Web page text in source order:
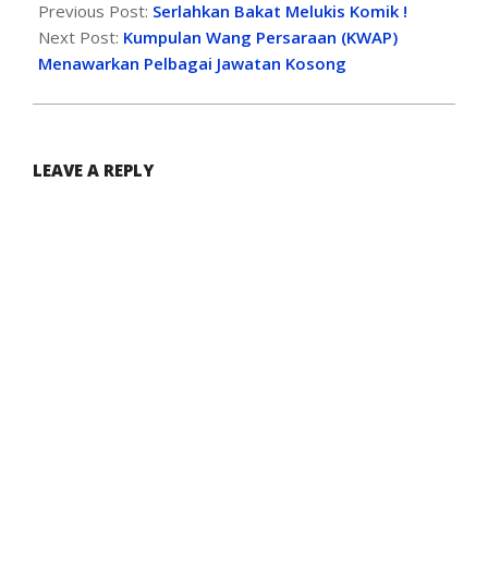
Previous Post: Serlahkan Bakat Melukis Komik !
Next Post: Kumpulan Wang Persaraan (KWAP)
Menawarkan Pelbagai Jawatan Kosong
LEAVE A REPLY